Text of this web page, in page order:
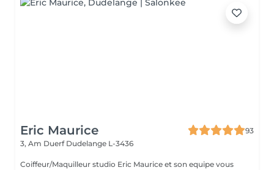
Eric Maurice
93
3, Am Duerf Dudelange L-3436
Coiffeur/Maquilleur studio Eric Maurice et son equipe vous